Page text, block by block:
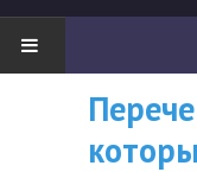
НОВОСТИ
"Боевая" русистика